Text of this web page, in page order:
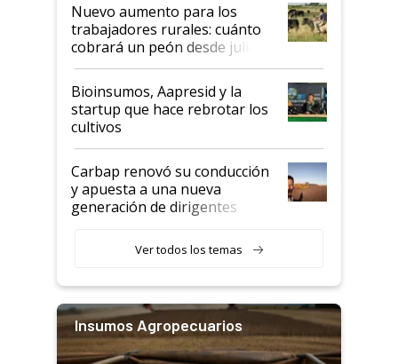
Nuevo aumento para los
trabajadores rurales: cuánto
cobrará un peón desde julio
Bioinsumos, Aapresid y la
startup que hace rebrotar los
cultivos
Carbap renovó su conducción
y apuesta a una nueva
generación de dirigentes
Ver todos los temas
Insumos Agropecuarios